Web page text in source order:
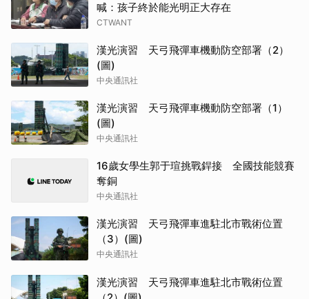
喊：孩子終於能光明正大存在
CTWANT
漢光演習 天弓飛彈車機動防空部署（2）
(圖)
中央通訊社
漢光演習 天弓飛彈車機動防空部署（1）
(圖)
中央通訊社
16歲女學生郭于瑄挑戰銲接 全國技能競賽
奪銅
中央通訊社
漢光演習 天弓飛彈車進駐北市戰術位置
（3）(圖)
中央通訊社
漢光演習 天弓飛彈車進駐北市戰術位置